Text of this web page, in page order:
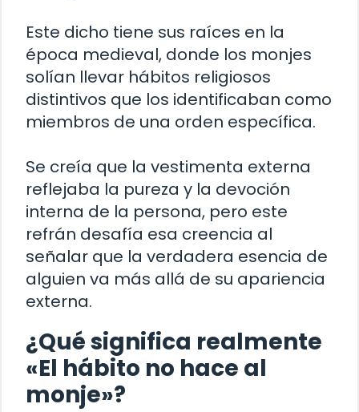
Este dicho tiene sus raíces en la
época medieval, donde los monjes
solían llevar hábitos religiosos
distintivos que los identificaban como
miembros de una orden específica.
Se creía que la vestimenta externa
reflejaba la pureza y la devoción
interna de la persona, pero este
refrán desafía esa creencia al
señalar que la verdadera esencia de
alguien va más allá de su apariencia
externa.
¿Qué significa realmente
«El hábito no hace al
monje»?